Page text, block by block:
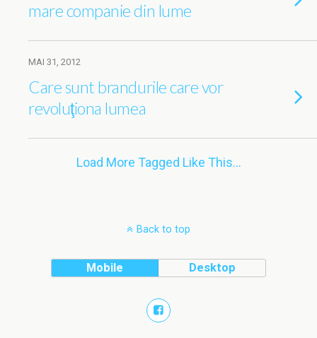
mare companie din lume
MAI 31, 2012
Care sunt brandurile care vor
revoluţiona lumea
Load More Tagged Like This…
Back to top
Mobile Desktop